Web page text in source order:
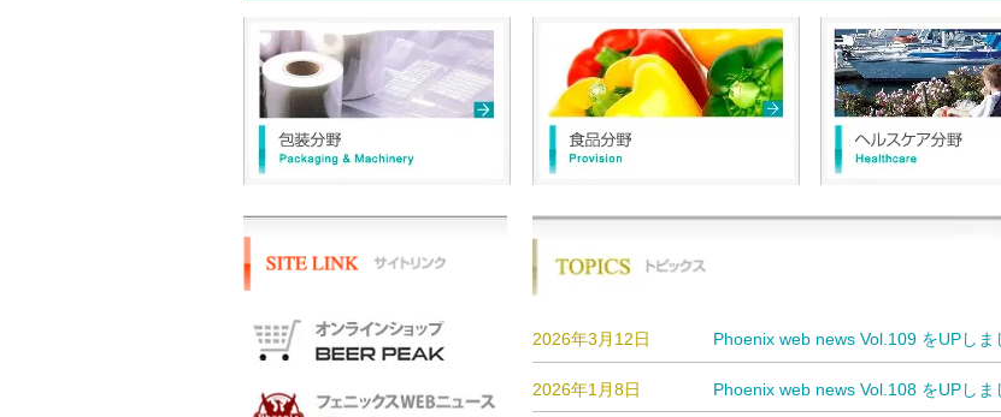
​包装分野
Packaging & Machinery
​食品分野
Provision
ヘルスケア分
Healthcare
2026年3月12日
2026年1月8日
Phoenix web news Vol.109 をUPしま
Phoenix web news Vol.108 をUPしま